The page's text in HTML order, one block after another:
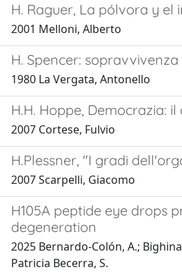
H. Raguer, La pólvora y el
2001 Melloni, Alberto
H. Spencer:
1980 La Vergata, Antonello
H.H. Hoppe, Democrazia:
2007 Cortese, Fulvio
H.Plessner, "I gradi
2007 Scarpelli, Giacomo
H105A peptide eye drops
degeneration
2025 Bernardo-Colón, A.;
Patricia Becerra, S.